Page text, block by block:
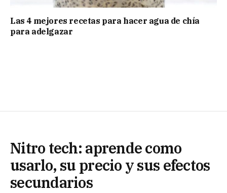
Las 4 mejores recetas para hacer agua de chía
para adelgazar
Nitro tech: aprende como
usarlo, su precio y sus efectos
secundarios